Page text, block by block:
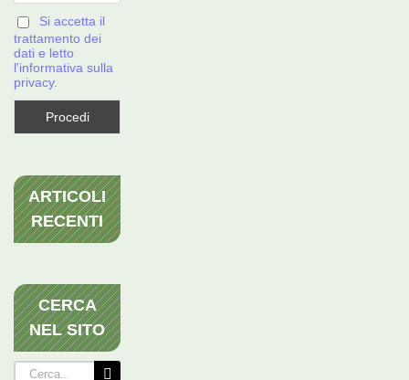
Si accetta il
trattamento dei
dati e letto
l'informativa sulla
privacy.
ARTICOLI
RECENTI
CERCA
NEL SITO
Cerca